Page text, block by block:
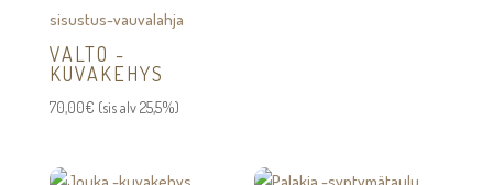
VALTO -
KUVAKEHYS
70,00€ (sis alv 25,5%)